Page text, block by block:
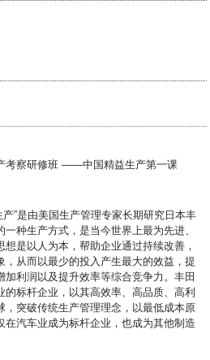
考察研修班 ——中国精益生产第一课
”是由美国生产管理专家长期研究日本丰
种生产方式，是当今世界上最为先进、
是以人为本，帮助企业通过持续改善，
，从而以最少的投入产生最大的效益，提
利润以及提升效率等综合竞争力。丰田
标杆企业，以其高效率、高品质、高利
，突破传统生产管理理念，以最低成本原
在汽车业成为标杆企业，也成为其他制造